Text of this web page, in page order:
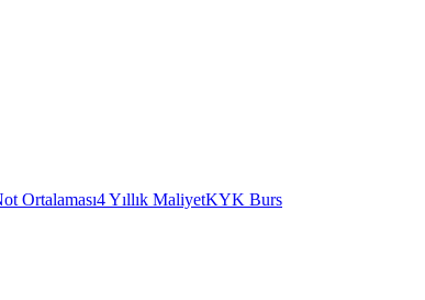
Ortalaması4 Yıllık MaliyetKYK Burs